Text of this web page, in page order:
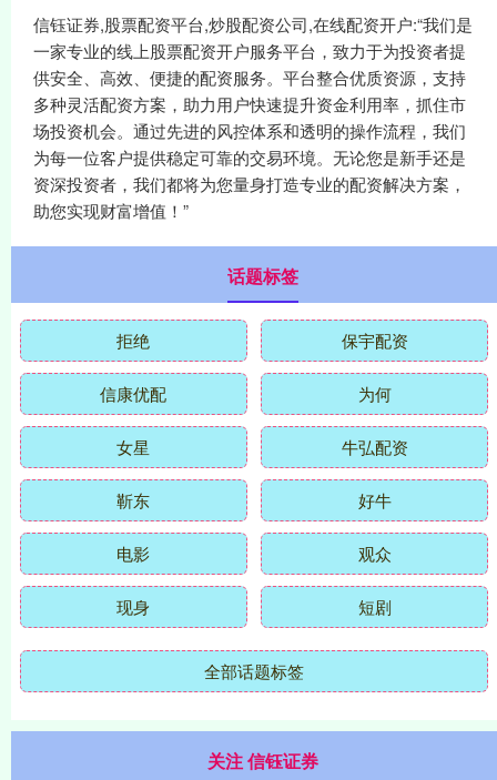
信钰证券,股票配资平台,炒股配资公司,在线配资开户:“我们是
一家专业的线上股票配资开户服务平台，致力于为投资者提
供安全、高效、便捷的配资服务。平台整合优质资源，支持
多种灵活配资方案，助力用户快速提升资金利用率，抓住市
场投资机会。通过先进的风控体系和透明的操作流程，我们
为每一位客户提供稳定可靠的交易环境。无论您是新手还是
资深投资者，我们都将为您量身打造专业的配资解决方案，
助您实现财富增值！”
话题标签
拒绝 保宇配资
信康优配 为何
女星 牛弘配资
靳东 好牛
电影 观众
现身 短剧
全部话题标签
关注 信钰证券